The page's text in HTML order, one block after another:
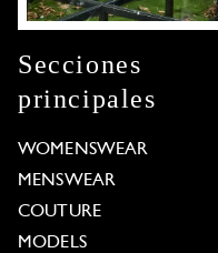
Secciones
principales
WOMENSWEAR
MENSWEAR
COUTURE
MODELS